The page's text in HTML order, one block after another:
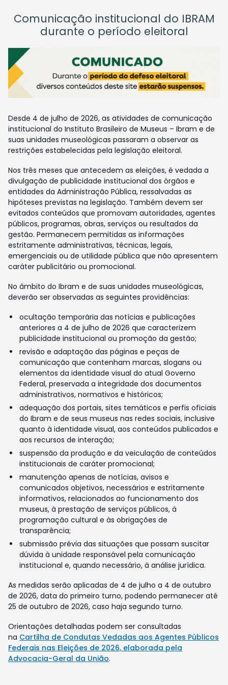
Comunicação institucional do IBRAM
durante o período eleitoral
Desde 4 de julho de 2026, as atividades de comunicação
institucional do Instituto Brasileiro de Museus – Ibram e de
suas unidades museológicas passaram a observar as
restrições estabelecidas pela legislação eleitoral.
Nos três meses que antecedem as eleições, é vedada a
divulgação de publicidade institucional dos órgãos e
entidades da Administração Pública, ressalvadas as
hipóteses previstas na legislação. Também devem ser
evitados conteúdos que promovam autoridades, agentes
públicos, programas, obras, serviços ou resultados da
gestão. Permanecem permitidas as informações
estritamente administrativas, técnicas, legais,
emergenciais ou de utilidade pública que não apresentem
caráter publicitário ou promocional.
No âmbito do Ibram e de suas unidades museológicas,
deverão ser observadas as seguintes providências:
ocultação temporária das notícias e publicações
anteriores a 4 de julho de 2026 que caracterizem
publicidade institucional ou promoção da gestão;
revisão e adaptação das páginas e peças de
comunicação que contenham marcas, slogans ou
elementos da identidade visual do atual Governo
Federal, preservada a integridade dos documentos
administrativos, normativos e históricos;
adequação dos portais, sites temáticos e perfis oficiais
do Ibram e de seus museus nas redes sociais, inclusive
quanto à identidade visual, aos conteúdos publicados e
aos recursos de interação;
suspensão da produção e da veiculação de conteúdos
institucionais de caráter promocional;
manutenção apenas de notícias, avisos e
comunicados objetivos, necessários e estritamente
informativos, relacionados ao funcionamento dos
museus, à prestação de serviços públicos, à
programação cultural e às obrigações de
transparência;
submissão prévia das situações que possam suscitar
dúvida à unidade responsável pela comunicação
institucional e, quando necessário, à análise jurídica.
As medidas serão aplicadas de 4 de julho a 4 de outubro
de 2026, data do primeiro turno, podendo permanecer até
25 de outubro de 2026, caso haja segundo turno.
Orientações detalhadas podem ser consultadas
na Cartilha de Condutas Vedadas aos Agentes Públicos
Federais nas Eleições de 2026, elaborada pela
Advocacia-Geral da União.